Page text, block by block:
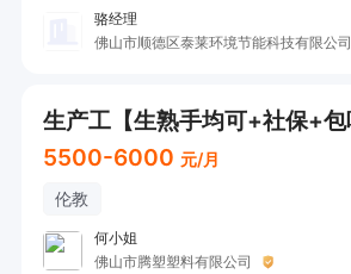
骆经理
佛山市顺德区泰莱环境节能科技有限公司
5500-6000 元/月
伦教
何小姐
佛山市腾塑塑料有限公司